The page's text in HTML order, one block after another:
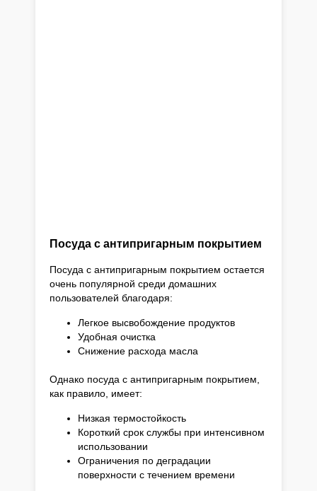
Посуда с антипригарным покрытием
Посуда с антипригарным покрытием остается
очень популярной среди домашних
пользователей благодаря:
Легкое высвобождение продуктов
Удобная очистка
Снижение расхода масла
Однако посуда с антипригарным покрытием,
как правило, имеет:
Низкая термостойкость
Короткий срок службы при интенсивном
использовании
Ограничения по деградации
поверхности с течением времени